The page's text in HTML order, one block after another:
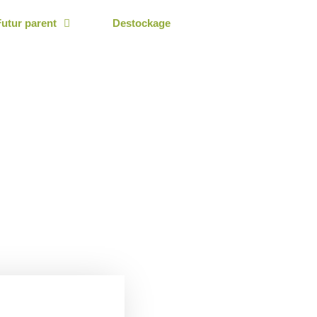
parent Destockage